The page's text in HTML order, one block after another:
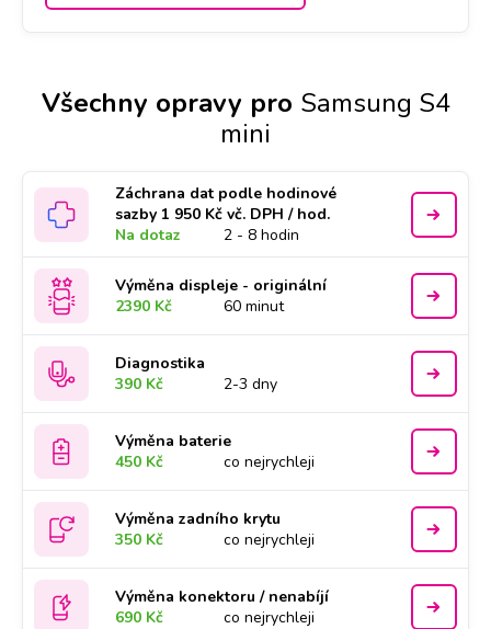
Všechny opravy pro Samsung S4
mini
Záchrana dat podle hodinové
sazby 1 950 Kč vč. DPH / hod.
Na dotaz
2 - 8 hodin
Výměna displeje - originální
2390 Kč
60 minut
Diagnostika
390 Kč
2-3 dny
Výměna baterie
450 Kč
co nejrychleji
Výměna zadního krytu
350 Kč
co nejrychleji
Výměna konektoru / nenabíjí
690 Kč
co nejrychleji